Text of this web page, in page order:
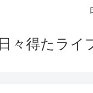
日々得たライ